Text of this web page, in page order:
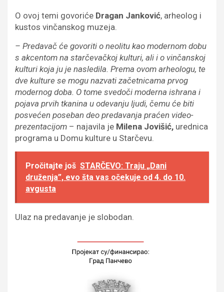
O ovoj temi govoriće Dragan Janković, arheolog i
kustos vinčanskog muzeja.
– Predavač će govoriti o neolitu kao modernom dobu
s akcentom na starčevačkoj kulturi, ali i o vinčanskoj
kulturi koja ju je nasledila. Prema ovom arheologu, te
dve kulture se mogu nazvati začetnicama prvog
modernog doba. O tome svedoči moderna ishrana i
pojava prvih tkanina u odevanju ljudi, čemu će biti
posvećen poseban deo predavanja praćen video-
prezentacijom – najavila je Milena Jovišić, urednica
programa u Domu kulture u Starčevu.
Pročitajte još STARČEVO: Traju „Dani
druženja”, evo šta vas očekuje od 4. do 10.
avgusta
Ulaz na predavanje je slobodan.